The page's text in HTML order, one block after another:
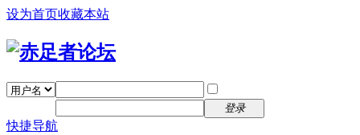
设为首页收藏本站
登录
快捷导航